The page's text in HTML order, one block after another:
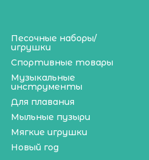
Песочные наборы/
игрушки
Спортивные товары
Музыкальные
инструменты
Для плавания
Мыльные пузыри
Мягкие игрушки
Новый год